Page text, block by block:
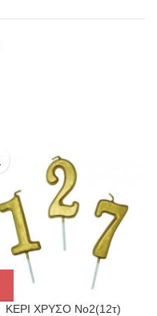
ΚΕΡΙ ΧΡΥΣΟ Νο2(12τ)